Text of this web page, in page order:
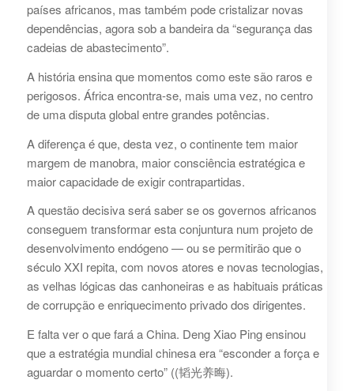
países africanos, mas também pode cristalizar novas
dependências, agora sob a bandeira da “segurança das
cadeias de abastecimento”.
A história ensina que momentos como este são raros e
perigosos. África encontra-se, mais uma vez, no centro
de uma disputa global entre grandes potências.
A diferença é que, desta vez, o continente tem maior
margem de manobra, maior consciência estratégica e
maior capacidade de exigir contrapartidas.
A questão decisiva será saber se os governos africanos
conseguem transformar esta conjuntura num projeto de
desenvolvimento endógeno — ou se permitirão que o
século XXI repita, com novos atores e novas tecnologias,
as velhas lógicas das canhoneiras e as habituais práticas
de corrupção e enriquecimento privado dos dirigentes.
E falta ver o que fará a China. Deng Xiao Ping ensinou
que a estratégia mundial chinesa era “esconder a força e
aguardar o momento certo” ((韬光养晦).